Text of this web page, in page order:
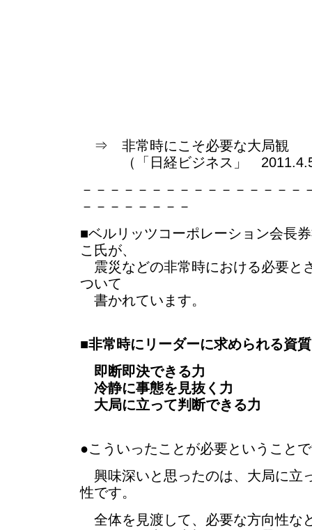
⇒ 非常時にこそ必要な大局観
（「日経ビジネス」
－－－－－－－－－－－－－－－－
－－－－－－－－
■ベルリッツコーポレーション会長
こ氏が、
震災などの非常時における必要と
ついて
書かれています。
■非常時にリーダーに求められる資質
即断即決できる力
冷静に事態を見抜く力
大局に立って判断できる力
●こういったことが必要ということ
興味深いと思ったのは、大局に立
性です。
全体を見渡して、必要な方向性な